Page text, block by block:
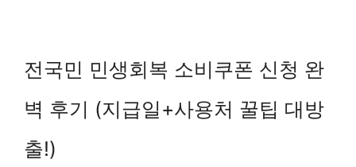
전국민 민생회복 소비쿠폰 신청 완
벽 후기 (지급일+사용처 꿀팁 대방
출!)